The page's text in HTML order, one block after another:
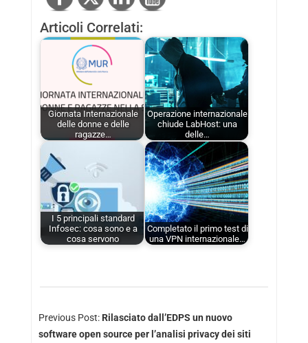
Articoli Correlati:
Giornata Internazionale
delle donne e delle
ragazze…
Operazione internazionale
chiude LabHost: una
delle…
I 5 principali standard
Infosec: cosa sono e a
cosa servono
Completato il primo test di
una VPN internazionale…
Previous Post: Rilasciato dall’EDPS un nuovo
software open source per l’analisi privacy dei siti